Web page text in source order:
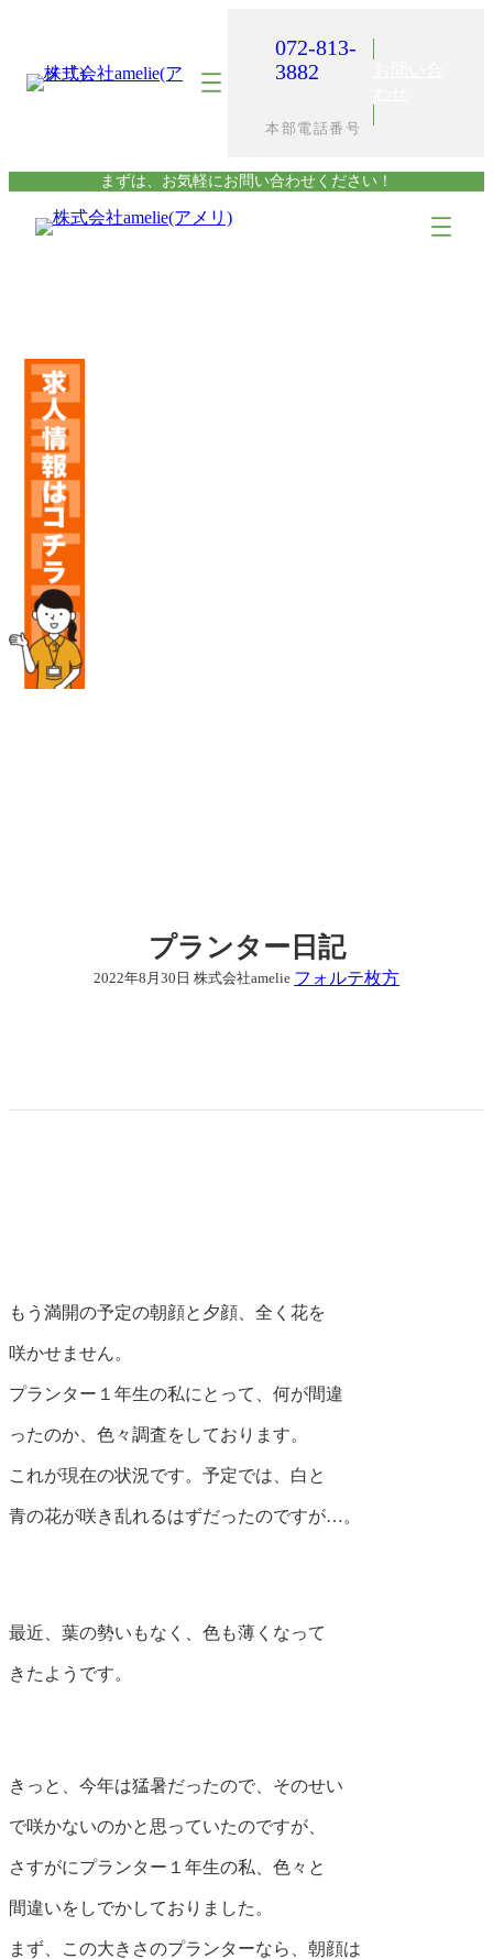
072-813-
3882
本部電話番号
まずは、お気軽にお問い合わせください！
プランター日記
2022年8月30日 株式会社amelie フォルテ枚方
もう満開の予定の朝顔と夕顔、全く花を
咲かせません。
プランター１年生の私にとって、何が間違
ったのか、色々調査をしております。
これが現在の状況です。予定では、白と
青の花が咲き乱れるはずだったのですが…。
最近、葉の勢いもなく、色も薄くなって
きたようです。
きっと、今年は猛暑だったので、そのせい
で咲かないのかと思っていたのですが、
さすがにプランター１年生の私、色々と
間違いをしでかしておりました。
まず、この大きさのプランターなら、朝顔は